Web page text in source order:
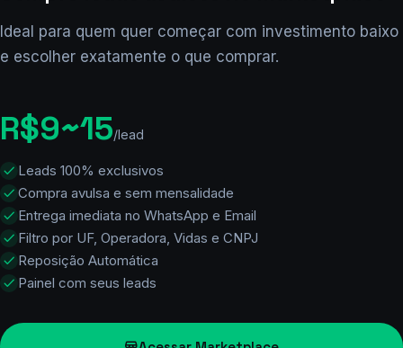
Compre leads avulsos no marketplace
Ideal para quem quer começar com investimento baixo
e escolher exatamente o que comprar.
R$9~15/lead
Compra avulsa e sem mensalidade